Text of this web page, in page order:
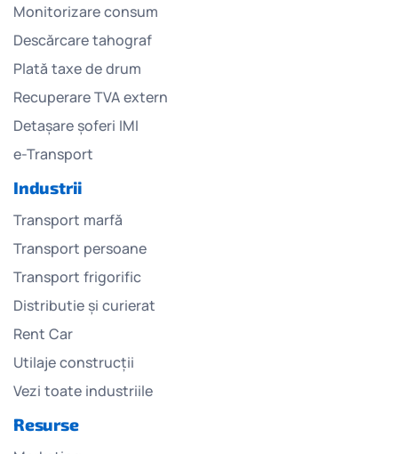
Monitorizare consum
Descărcare tahograf
Plată taxe de drum
Recuperare TVA extern
Detașare șoferi IMI
e-Transport
Industrii
Transport marfă
Transport persoane
Transport frigorific
Distributie și curierat
Rent Car
Utilaje construcții
Vezi toate industriile
Resurse